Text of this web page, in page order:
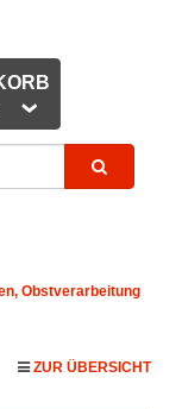
Obstverarbeitung
ZUR ÜBERSICHT